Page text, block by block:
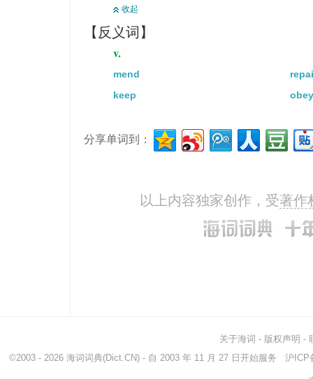
收起
【反义词】
v.
mend
keep
obey
分享单词到：
以上内容独家创作，受著作
关于海词 - 版权声明 -
©2003 - 2026 海词词典(Dict.CN) - 自 2003 年 11 月 27 日开始服务 沪ICP